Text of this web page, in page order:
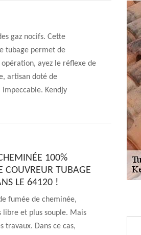
gaz nocifs. Cette
tubage permet de
ayez le réflexe de
artisan doté de
impeccable. Kendjy
100%
COUVREUR TUBAGE
LE 64120 !
fumée de cheminée,
libre et plus souple. Mais
travaux. Dans ce cas,